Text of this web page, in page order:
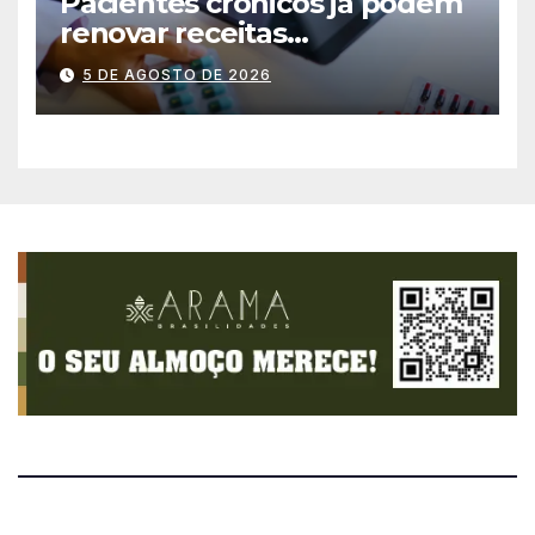
renovar receitas
automaticamente pelo
aplicativo da Prefeitura
5 DE AGOSTO DE 2026